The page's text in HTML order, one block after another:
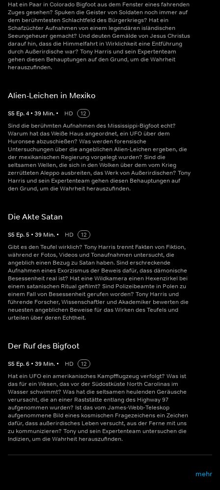
Hat ein Paar in Colorado Bigfoot aus dem Fenster eines fahrenden
Zuges gesehen? Spuken die Geister von Soldaten noch immer auf
dem berühmtesten Schlachtfeld des Bürgerkriegs? Hat ein
Schafzüchter Aufnahmen von einem legendären isländischen
Seeungeheuer gemacht? Und deuten Gemälde von Jesus Christus
darauf hin, dass die Himmelfahrt in Wirklichkeit eine Entführung
durch Außerirdische war? Tony Harris und sein Expertenteam
gehen diesen Behauptungen auf den Grund, um die Wahrheit
herauszufinden.
Alien-Leichen in Mexiko
S5 Ep.4 • 39 Min. • HD
12
Sind die berühmten Aufnahmen des Mississippi-Bigfoot echt?
Warum hat das Weiße Haus angeordnet, ein UFO über dem
Huronsee abzuschießen? Was werden forensische
Untersuchungen über die angeblichen Alien-Leichen ergeben, die
der mexikanischen Regierung vorgelegt wurden? Sind die
seltsamen Wellen, die sich in den Wolken über dem vom Krieg
zerrütteten Aleppo ausbreiten, das Werk von Außerirdischen? Tony
Harris und sein Expertenteam gehen diesen Behauptungen auf
den Grund, um die Wahrheit herauszufinden.
Die Akte Satan
S5 Ep.5 • 39 Min. • HD
12
Gibt es den Teufel wirklich? Tony Harris trennt Fakten von Fiktion,
während er Fotos, Videos und Tonaufnahmen untersucht, die
angeblich einen Bezug zu Satan haben. Sind erschreckende
Aufnahmen eines Exorzismus der Beweis dafür, dass dämonische
Besessenheit real ist? Hat eine Wildkamera einen Hexenzirkel bei
einem satanischen Ritual gefilmt? Sind Polizeibeamte in Polen zu
einem Fall von Besessenheit gerufen worden? Tony Harris und
führende Forscher, Wissenschaftler und Akademiker bewerten die
neuesten angeblichen Beweise für das Wirken des Teufels und
urteilen über deren Echtheit.
Der Ruf des Bigfoot
S5 Ep.6 • 39 Min. • HD
12
Hat ein UFO ein amerikanisches Kampfflugzeug verfolgt? Was ist
das für ein Wesen, das vor der Südostküste North Carolinas im
Wasser schwimmt? Was hat die seltsamen heulenden Geräusche
verursacht, die an einer Raststätte entlang des Highway 97
aufgenommen wurden? Ist das vom James-Webb-Teleskop
aufgenommene Bild eines kosmischen Fragezeichens ein Zeichen
dafür, dass außerirdisches Leben versucht, aus der Ferne mit uns
zu kommunizieren? Tony und sein Expertenteam untersuchen die
Indizien, um die Wahrheit herauszufinden.
mehr